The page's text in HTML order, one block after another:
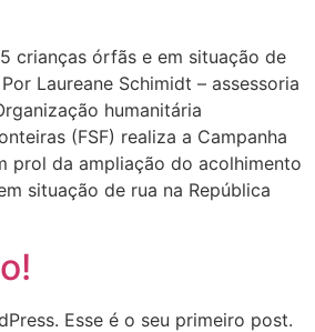
crianças órfãs e em situação de
Laureane Schimidt – assessoria
humanitária
(FSF) realiza a Campanha
prol da ampliação do acolhimento
situação de rua na República
Esse é o seu primeiro post.